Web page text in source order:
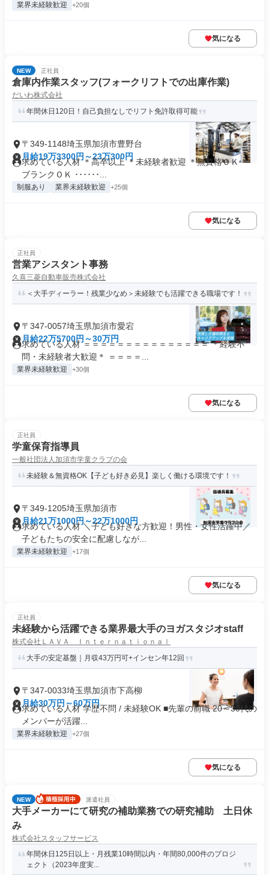
業界未経験歓迎 +20個
気になる
NEW 正社員
倉庫内作業スタッフ(フォークリフトでの出庫作業)
だいわ株式会社
年間休日120日！自己負担なしでリフト免許取得可能
〒349-1148埼玉県加須市豊野台
月給19万3300円～23万300円
求めている人材 ＊高卒以上 ＊未経験者歓迎 ＊無資格ＯＫ ＊
ブランクＯＫ ･･････...
制服あり 業界未経験歓迎 +25個
気になる
正社員
営業アシスタント事務
久喜三菱自動車販売株式会社
＜大手ディーラー！残業少なめ＞未経験でも活躍できる職場です！
〒347-0057埼玉県加須市愛宕
月給22万5700円～30万円
求めている人材 ＝＝＝＝＝＝＝＝＝＝＝＝＝＝＝ ＊経験不
問・未経験者大歓迎＊ ＝＝＝＝...
業界未経験歓迎 +30個
気になる
正社員
学童保育指導員
一般社団法人加須市学童クラブの会
未経験＆無資格OK【子ども好き必見】楽しく働ける環境です！
〒349-1205埼玉県加須市
月給21万1000円～22万1000円
求めている人材 ＼子ども好きな方歓迎！男性・女性活躍中／
子どもたちの安全に配慮しなが...
業界未経験歓迎 +17個
気になる
正社員
未経験から活躍できる業界最大手のヨガスタジオstaff
株式会社ＬＡＶＡ Ｉｎｔｅｒｎａｔｉｏｎａｌ
大手の安定基盤｜月収43万円可+インセン年12回
〒347-0033埼玉県加須市下高柳
月給30万円～60万円
求めている人材 学歴不問 / 未経験OK ■先輩の前職 20～30代の
メンバーが活躍...
業界未経験歓迎 +27個
気になる
NEW 派遣社員
大手メーカーにて研究の補助業務での研究補助 土日休
み
株式会社スタッフサービス
年間休日125日以上・月残業10時間以内・年間80,000件のプロジ
ェクト（2023年度実...